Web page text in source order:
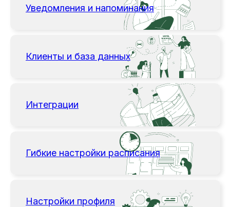
Уведомления и напоминания
Клиенты и база данных
Интеграции
Гибкие настройки расписания
Настройки профиля